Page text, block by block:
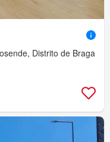
Distrito de Braga